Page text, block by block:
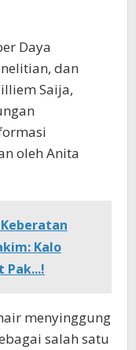
Daya
dan
Saija,
oleh Anita
Kalo
Pak...!
menyinggung
salah satu